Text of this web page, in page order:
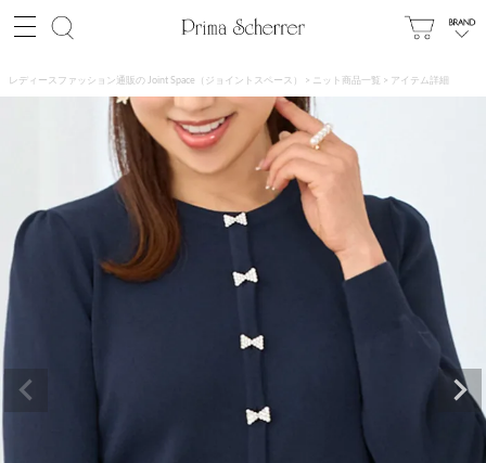
レディースファッション通販の Joint Space（ジョイントスペース） ニット商品一覧 アイテム詳細